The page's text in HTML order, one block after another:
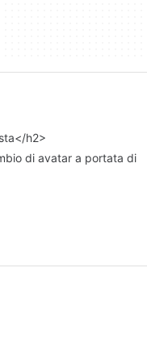
h2>
di avatar a portata di